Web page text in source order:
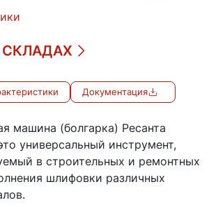
Документация
машина (болгарка) Ресанта
универсальный инструмент,
в строительных и ремонтных
шлифовки различных